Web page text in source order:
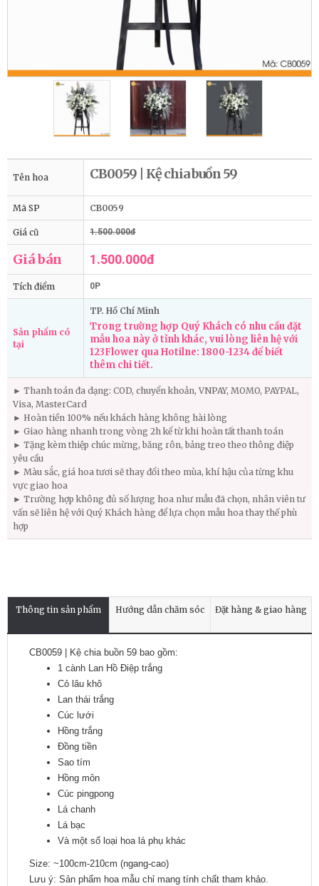
Tên hoa CB0059 | Kệ chia buồn 59
Mã SP CB0059
Giá cũ 1.500.000đ
Giá bán 1.500.000đ
Tích điểm 0P
Sản phẩm có
tại
TP. Hồ Chí Minh
Trong trường hợp Quý Khách có nhu cầu đặt
mẫu hoa này ở tỉnh khác, vui lòng liên hệ với
123Flower qua Hotilne: 1800-1234 để biết
thêm chi tiết.
► Thanh toán đa dạng: COD, chuyển khoản, VNPAY, MOMO, PAYPAL,
Visa, MasterCard
► Hoàn tiền 100% nếu khách hàng không hài lòng
► Giao hàng nhanh trong vòng 2h kể từ khi hoàn tất thanh toán
► Tặng kèm thiệp chúc mừng, băng rôn, bảng treo theo thông điệp
yêu cầu
► Màu sắc, giá hoa tươi sẽ thay đổi theo mùa, khí hậu của từng khu
vực giao hoa
► Trường hợp không đủ số lượng hoa như mẫu đã chọn, nhân viên tư
vấn sẽ liên hệ với Quý Khách hàng để lựa chọn mẫu hoa thay thế phù
hợp
Thông tin sản phẩm Hướng dẫn chăm sóc Đặt hàng & giao hàng
CB0059 | Kệ chia buồn 59 bao gồm:
1 cành Lan Hồ Điệp trắng
Cỏ lâu khô
Lan thái trắng
Cúc lưới
Hồng trắng
Đồng tiền
Sao tím
Hồng môn
Cúc pingpong
Lá chanh
Lá bạc
Và một số loại hoa lá phụ khác
Size: ~100cm-210cm (ngang-cao)
Lưu ý: Sản phẩm hoa mẫu chỉ mang tính chất tham khảo.